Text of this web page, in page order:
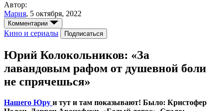
Автор:
Мария, 5 октября, 2022
Комментарии
Кино и сериалы Подписаться
Юрий Колокольников: «За
лавандовым рафом от душевной боли
не спрячешься»
Нашего Юру и тут и там показывают! Было: Кристофер